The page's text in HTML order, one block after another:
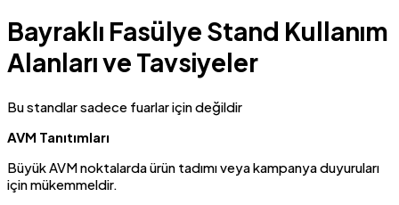
Bayraklı Fasülye Stand Kullanım
Alanları ve Tavsiyeler
Bu standlar sadece fuarlar için değildir
AVM Tanıtımları
Büyük AVM noktalarda ürün tadımı veya kampanya duyuruları
için mükemmeldir.